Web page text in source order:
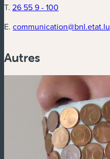
T. 26 55 9 - 100
E. communication@bnl.etat.lu
Autres